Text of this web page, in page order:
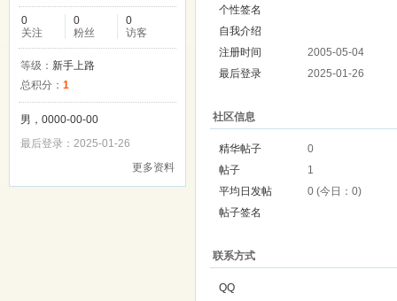
0
关注
0
粉丝
0
访客
等级： 新手上路
总积分： 1
男，0000-00-00
最后登录：2025-01-26
更多资料
个性签名
自我介绍
注册时间
2005-05-04
最后登录
2025-01-26
社区信息
精华帖子
0
帖子
1
平均日发帖
0 (今日：0)
帖子签名
联系方式
QQ